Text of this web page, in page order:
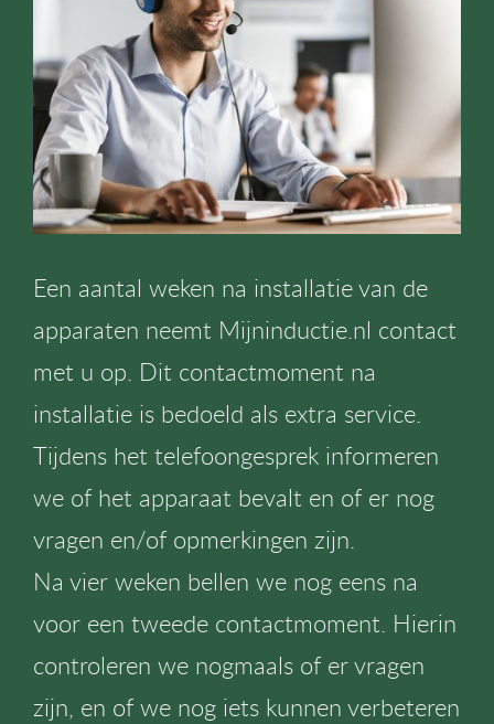
Een aantal weken na installatie van de
apparaten neemt Mijninductie.nl contact
met u op. Dit contactmoment na
installatie is bedoeld als extra service.
Tijdens het telefoongesprek informeren
we of het apparaat bevalt en of er nog
vragen en/of opmerkingen zijn.
Na vier weken bellen we nog eens na
voor een tweede contactmoment. Hierin
controleren we nogmaals of er vragen
zijn, en of we nog iets kunnen verbeteren